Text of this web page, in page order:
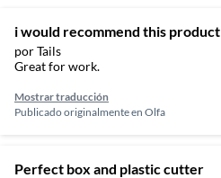
i would recommend this product
por Tails
Great for work.
Mostrar traducción
Publicado originalmente en Olfa
Perfect box and plastic cutter